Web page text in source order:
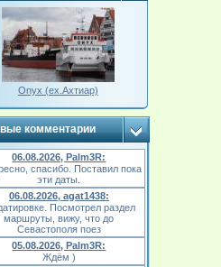
Onyx (ex.Ахтиар)
комментарии
06.08.2026, Palm3R:
спасибо. Поставил пока
эти даты.
06.08.2026, agat1438:
Посмотрел раздел
маршруты, вижу, что до
Севастополя поез
05.08.2026, Palm3R:
Ждём )